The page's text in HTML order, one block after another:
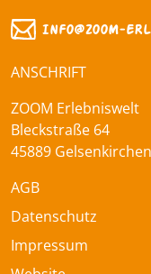
ANSCHRIFT
ZOOM Erlebniswelt
Bleckstraße 64
45889 Gelsenkirchen
AGB
Datenschutz
Impressum